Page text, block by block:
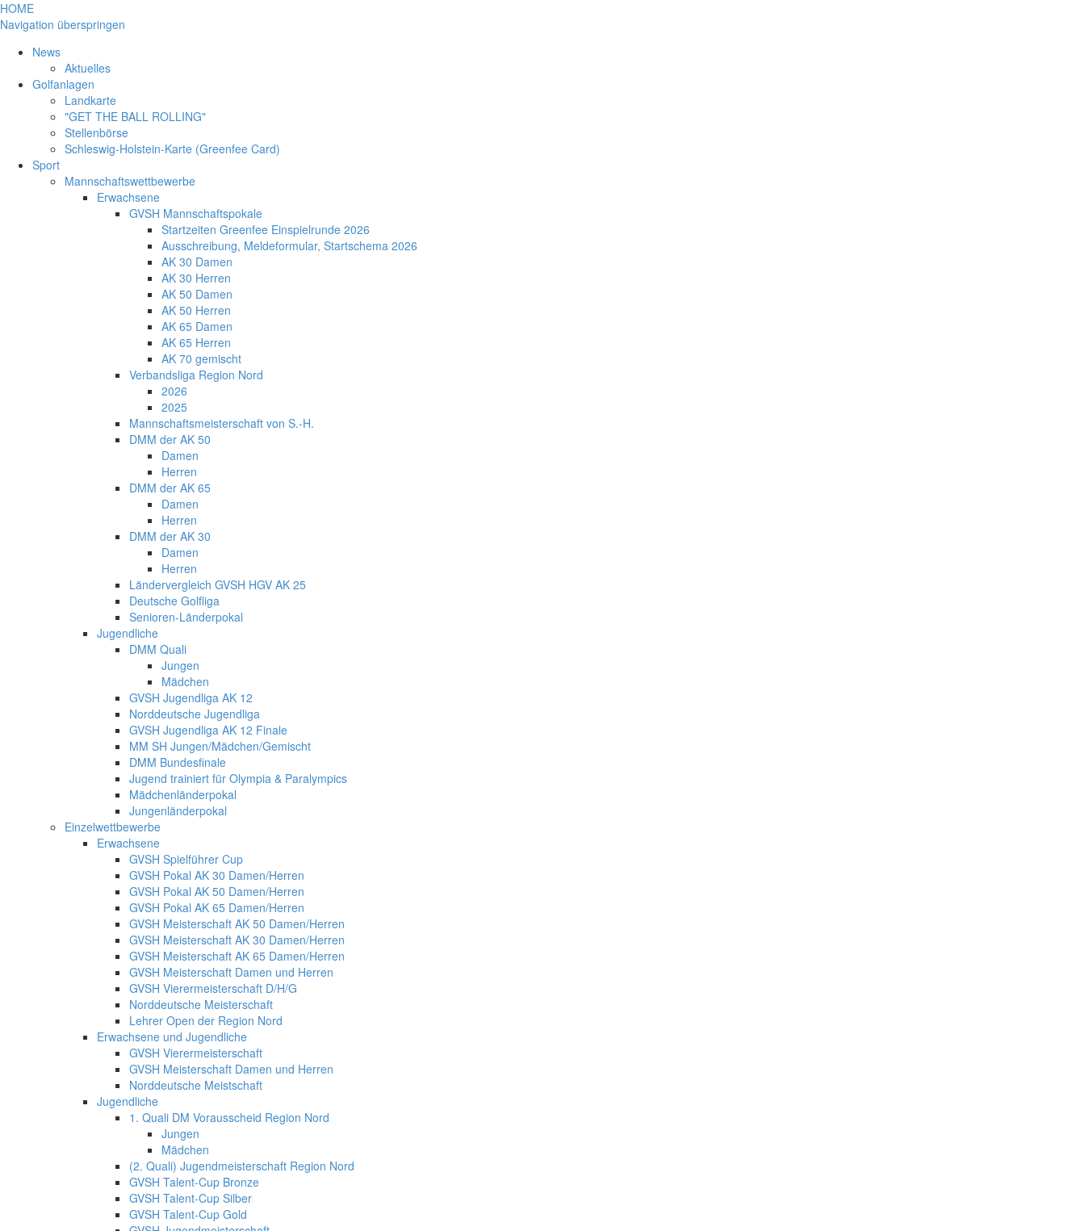
HOME
Navigation überspringen
News
Aktuelles
Golfanlagen
Landkarte
"GET THE BALL ROLLING"
Stellenbörse
Schleswig-Holstein-Karte (Greenfee Card)
Sport
Mannschaftswettbewerbe
Erwachsene
GVSH Mannschaftspokale
Startzeiten Greenfee Einspielrunde 2026
Ausschreibung, Meldeformular, Startschema 2026
AK 30 Damen
AK 30 Herren
AK 50 Damen
AK 50 Herren
AK 65 Damen
AK 65 Herren
AK 70 gemischt
Verbandsliga Region Nord
2026
2025
Mannschaftsmeisterschaft von S.-H.
DMM der AK 50
Damen
Herren
DMM der AK 65
Damen
Herren
DMM der AK 30
Damen
Herren
Ländervergleich GVSH HGV AK 25
Deutsche Golfliga
Senioren-Länderpokal
Jugendliche
DMM Quali
Jungen
Mädchen
GVSH Jugendliga AK 12
Norddeutsche Jugendliga
GVSH Jugendliga AK 12 Finale
MM SH Jungen/Mädchen/Gemischt
DMM Bundesfinale
Jugend trainiert für Olympia & Paralympics
Mädchenländerpokal
Jungenländerpokal
Einzelwettbewerbe
Erwachsene
GVSH Spielführer Cup
GVSH Pokal AK 30 Damen/Herren
GVSH Pokal AK 50 Damen/Herren
GVSH Pokal AK 65 Damen/Herren
GVSH Meisterschaft AK 50 Damen/Herren
GVSH Meisterschaft AK 30 Damen/Herren
GVSH Meisterschaft AK 65 Damen/Herren
GVSH Meisterschaft Damen und Herren
GVSH Vierermeisterschaft D/H/G
Norddeutsche Meisterschaft
Lehrer Open der Region Nord
Erwachsene und Jugendliche
GVSH Vierermeisterschaft
GVSH Meisterschaft Damen und Herren
Norddeutsche Meistschaft
Jugendliche
1. Quali DM Vorausscheid Region Nord
Jungen
Mädchen
(2. Quali) Jugendmeisterschaft Region Nord
GVSH Talent-Cup Bronze
GVSH Talent-Cup Silber
GVSH Talent-Cup Gold